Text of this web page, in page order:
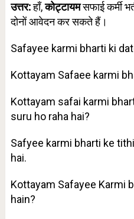
उत्तर:हाँ,कोट्टायमसफाई कर्मी
दोनों आवेदन कर सकते हैं।
Safayee karmi bharti ki
Kottayam Safaee karmi
Kottayam safai karmi
suru ho raha hai?
Safyee karmi bharti ke
hai.
Kottayam Safayee Karmi
hain?